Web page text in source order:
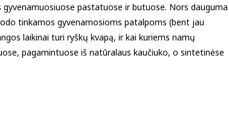
pastatuose ir butuose. Nors dauguma
tinkamos gyvenamosioms patalpoms (bent jau
laikinai turi ryškų kvapą, ir kai kuriems namų
pagamintuose iš natūralaus kaučiuko, o sintetinėse